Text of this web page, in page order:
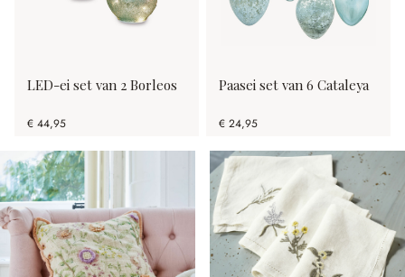
LED-ei set van 2 Borleos
€ 44,95
Paasei set van 6 Cataleya
€ 24,95